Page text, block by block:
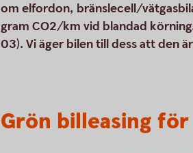
om elfordon, bränslecell/
gram CO2/km vid blandad
03). Vi äger bilen till dess att den
Grön billeasing